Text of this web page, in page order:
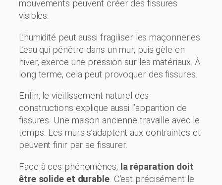
mouvements peuvent créer des fissures
visibles.
L’humidité peut aussi fragiliser les maçonneries.
L’eau qui pénètre dans un mur, puis gèle en
hiver, exerce une pression sur les matériaux. À
long terme, cela peut provoquer des fissures.
Enfin, le vieillissement naturel des
constructions explique aussi l’apparition de
fissures. Une maison ancienne travaille avec le
temps. Les murs s’adaptent aux contraintes et
peuvent finir par se fissurer.
Face à ces phénomènes, la réparation doit
être solide et durable. C’est précisément le